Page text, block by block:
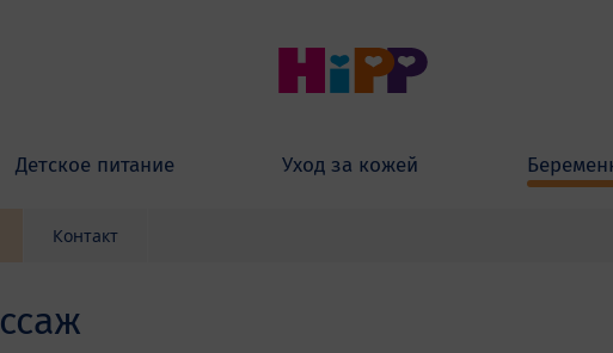
Детское питание Уход за кожей
Контакт